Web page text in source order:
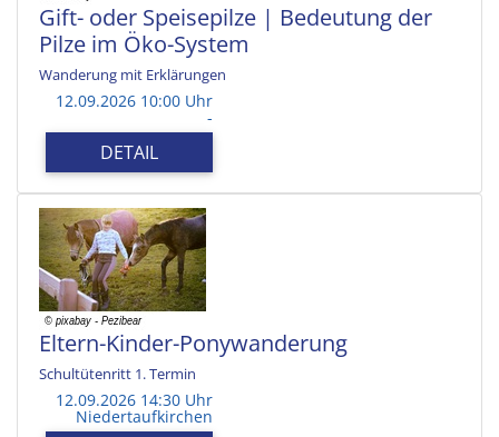
Gift- oder Speisepilze | Bedeutung der
Pilze im Öko-System
Wanderung mit Erklärungen
12.09.2026 10:00 Uhr
-
DETAIL
Eltern-Kinder-Ponywanderung
Schultütenritt 1. Termin
12.09.2026 14:30 Uhr
Niedertaufkirchen